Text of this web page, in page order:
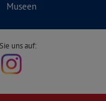
Museen
uns auf: